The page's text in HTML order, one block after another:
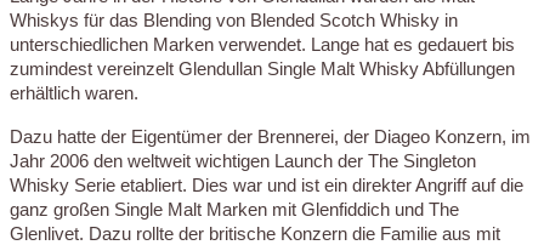
Whiskys für das Blending von Blended Scotch Whisky in
unterschiedlichen Marken verwendet. Lange hat es gedauert bis
zumindest vereinzelt Glendullan Single Malt Whisky Abfüllungen
erhältlich waren.
Dazu hatte der Eigentümer der Brennerei, der Diageo Konzern, im
Jahr 2006 den weltweit wichtigen Launch der The Singleton
Whisky Serie etabliert. Dies war und ist ein direkter Angriff auf die
ganz großen Single Malt Marken mit Glenfiddich und The
Glenlivet. Dazu rollte der britische Konzern die Familie aus mit